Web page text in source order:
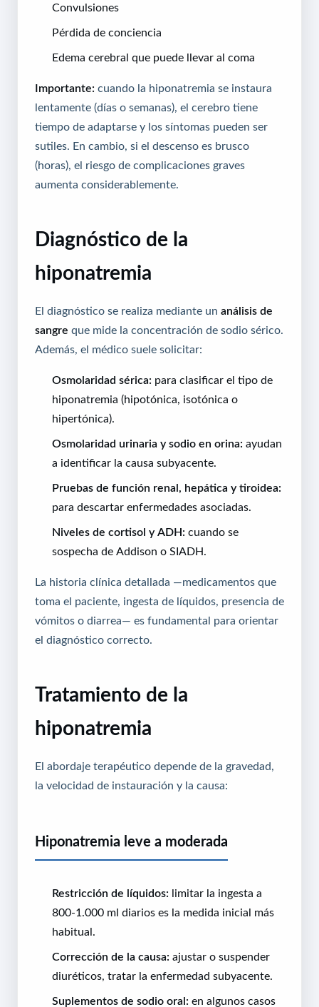
Convulsiones
Pérdida de conciencia
Edema cerebral que puede llevar al coma
Importante: cuando la hiponatremia se instaura
lentamente (días o semanas), el cerebro tiene
tiempo de adaptarse y los síntomas pueden ser
sutiles. En cambio, si el descenso es brusco
(horas), el riesgo de complicaciones graves
aumenta considerablemente.
Diagnóstico de la
hiponatremia
El diagnóstico se realiza mediante un análisis de
sangre que mide la concentración de sodio sérico.
Además, el médico suele solicitar:
Osmolaridad sérica: para clasificar el tipo de
hiponatremia (hipotónica, isotónica o
hipertónica).
Osmolaridad urinaria y sodio en orina: ayudan
a identificar la causa subyacente.
Pruebas de función renal, hepática y tiroidea:
para descartar enfermedades asociadas.
Niveles de cortisol y ADH: cuando se
sospecha de Addison o SIADH.
La historia clínica detallada —medicamentos que
toma el paciente, ingesta de líquidos, presencia de
vómitos o diarrea— es fundamental para orientar
el diagnóstico correcto.
Tratamiento de la
hiponatremia
El abordaje terapéutico depende de la gravedad,
la velocidad de instauración y la causa:
Hiponatremia leve a moderada
Restricción de líquidos: limitar la ingesta a
800-1.000 ml diarios es la medida inicial más
habitual.
Corrección de la causa: ajustar o suspender
diuréticos, tratar la enfermedad subyacente.
Suplementos de sodio oral: en algunos casos